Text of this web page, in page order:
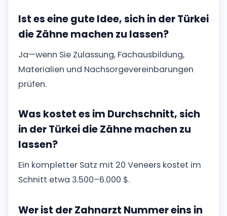
Ist es eine gute Idee, sich in der Türkei
die Zähne machen zu lassen?
Ja—wenn Sie Zulassung, Fachausbildung,
Materialien und Nachsorgevereinbarungen
prüfen.
Was kostet es im Durchschnitt, sich
in der Türkei die Zähne machen zu
lassen?
Ein kompletter Satz mit 20 Veneers kostet im
Schnitt etwa 3.500–6.000 $.
Wer ist der Zahnarzt Nummer eins in